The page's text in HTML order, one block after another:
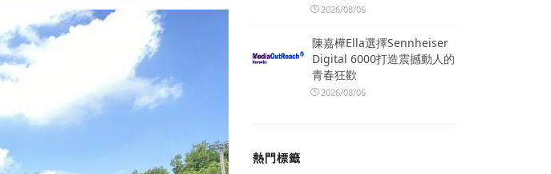
2026/08/06
陳嘉樺Ella選擇Sennheiser
Digital 6000打造震撼動人的
青春狂歡
2026/08/06
熱門標籤